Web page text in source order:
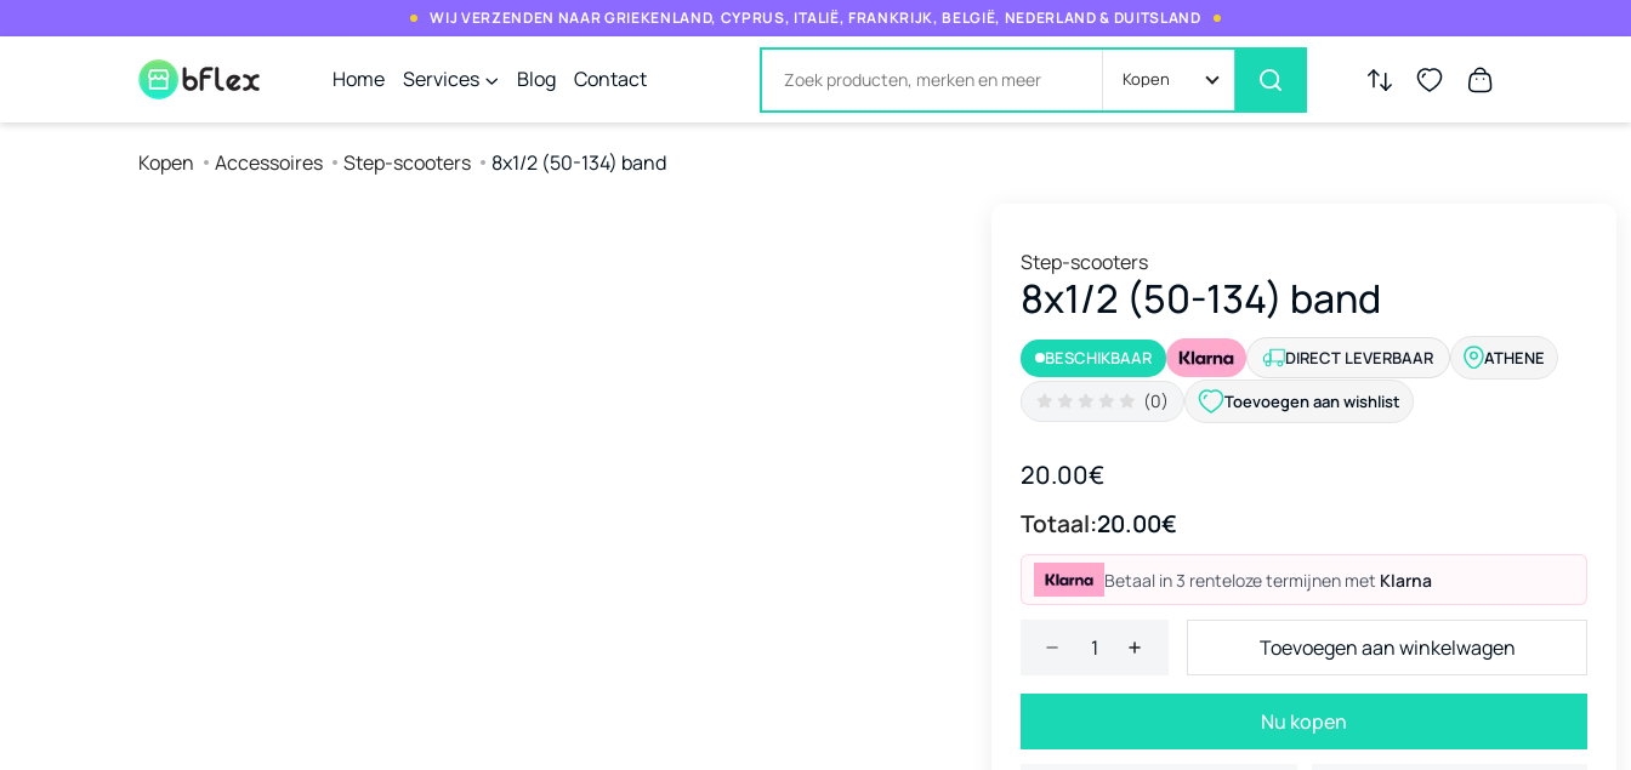
WIJ VERZENDEN NAAR GRIEKENLAND, CYPRUS, ITALIË, FRANKRIJK, BELGIË, NEDERLAND & DUITSLAND
Home Services Blog Contact Kopen
Kopen Accessoires Step-scooters 8x1/2 (50-134) band
Step-scooters
8x1/2 (50-134) band
BESCHIKBAAR DIRECT LEVERBAAR ATHENE
(0) Toevoegen aan wishlist
20.00€
Totaal:20.00€
Betaal in 3 renteloze termijnen met Klarna
Toevoegen aan winkelwagen
Nu kopen